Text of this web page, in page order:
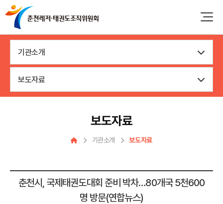
기관소개
보도자료
보도자료
기관소개 보도자료
춘천시, 국제태권도대회 준비 박차…80개국 5천600
명 방문(연합뉴스)